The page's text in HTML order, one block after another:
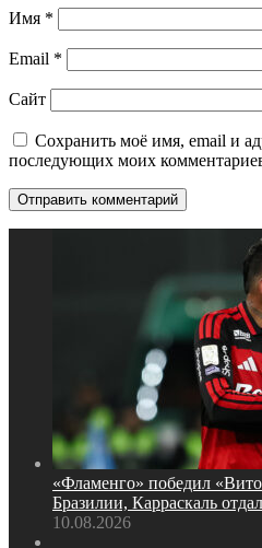
Имя *
Email *
Сайт
Сохранить моё имя, email и
последующих моих
«Фламенго» победил
Бразилии, Карраскаль
10.08.2026